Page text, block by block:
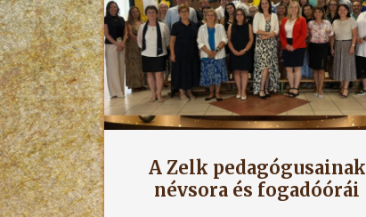
A Zelk pedagógusainak
névsora és fogadóórái